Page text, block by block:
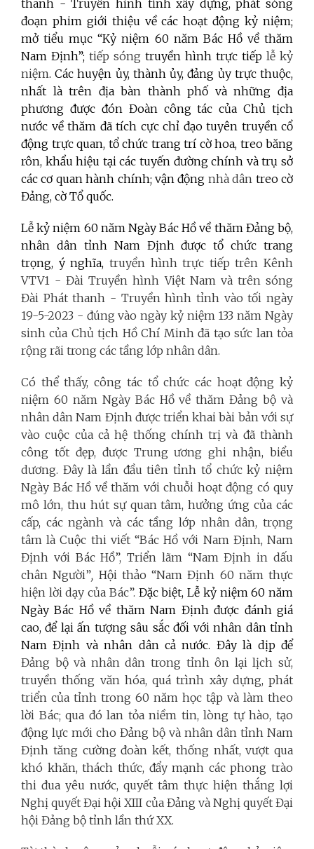
thanh - Truyền hình tỉnh xây dựng, phát sóng
đoạn phim giới thiệu về các hoạt động kỷ niệm;
mở tiểu mục “Kỷ niệm 60 năm Bác Hồ về thăm
Nam Định”; tiếp sóng truyền hình trực tiếp lễ kỷ
niệm. Các huyện ủy, thành ủy, đảng ủy trực thuộc,
nhất là trên địa bàn thành phố và những địa
phương được đón Đoàn công tác của Chủ tịch
nước về thăm đã tích cực chỉ đạo tuyên truyền cổ
động trực quan, tổ chức trang trí cờ hoa, treo băng
rôn, khẩu hiệu tại các tuyến đường chính và trụ sở
các cơ quan hành chính; vận động nhà dân treo cờ
Đảng, cờ Tổ quốc.
Lễ kỷ niệm 60 năm Ngày Bác Hồ về thăm Đảng bộ,
nhân dân tỉnh Nam Định được tổ chức trang
trọng, ý nghĩa, truyền hình trực tiếp trên Kênh
VTV1 - Đài Truyền hình Việt Nam và trên sóng
Đài Phát thanh - Truyền hình tỉnh vào tối ngày
19-5-2023 - đúng vào ngày kỷ niệm 133 năm Ngày
sinh của Chủ tịch Hồ Chí Minh đã tạo sức lan tỏa
rộng rãi trong các tầng lớp nhân dân.
Có thể thấy, công tác tổ chức các hoạt động kỷ
niệm 60 năm Ngày Bác Hồ về thăm Đảng bộ và
nhân dân Nam Định được triển khai bài bản với sự
vào cuộc của cả hệ thống chính trị và đã thành
công tốt đẹp, được Trung ương ghi nhận, biểu
dương. Đây là lần đầu tiên tỉnh tổ chức kỷ niệm
Ngày Bác Hồ về thăm với chuỗi hoạt động có quy
mô lớn, thu hút sự quan tâm, hưởng ứng của các
cấp, các ngành và các tầng lớp nhân dân, trọng
tâm là Cuộc thi viết “Bác Hồ với Nam Định, Nam
Định với Bác Hồ”, Triển lãm “Nam Định in dấu
chân Người”, Hội thảo “Nam Định 60 năm thực
hiện lời dạy của Bác”. Đặc biệt, Lễ kỷ niệm 60 năm
Ngày Bác Hồ về thăm Nam Định được đánh giá
cao, để lại ấn tượng sâu sắc đối với nhân dân tỉnh
Nam Định và nhân dân cả nước. Đây là dịp để
Đảng bộ và nhân dân trong tỉnh ôn lại lịch sử,
truyền thống văn hóa, quá trình xây dựng, phát
triển của tỉnh trong 60 năm học tập và làm theo
lời Bác; qua đó lan tỏa niềm tin, lòng tự hào, tạo
động lực mới cho Đảng bộ và nhân dân tỉnh Nam
Định tăng cường đoàn kết, thống nhất, vượt qua
khó khăn, thách thức, đẩy mạnh các phong trào
thi đua yêu nước, quyết tâm thực hiện thắng lợi
Nghị quyết Đại hội XIII của Đảng và Nghị quyết Đại
hội Đảng bộ tỉnh lần thứ XX.